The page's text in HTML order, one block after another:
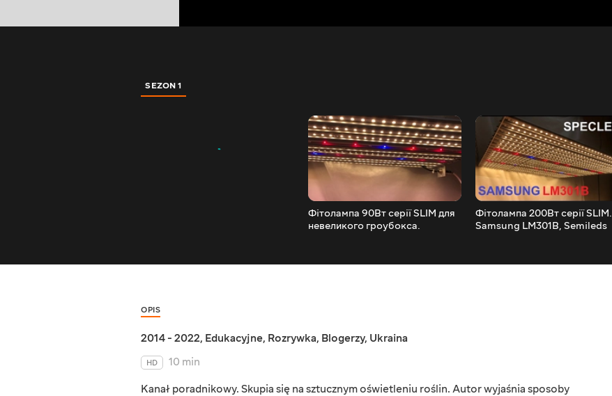
SEZON 1
Фітолампа 90Вт серії SLIM для
невеликого гроубокса.
Фітолампа 200Вт серії SLIM.
Samsung LM301B, Semileds
OPIS
2014 - 2022, Edukacyjne, Rozrywka, Blogerzy, Ukraina
HD
10 min
Kanał poradnikowy. Skupia się na sztucznym oświetleniu roślin. Autor wyjaśnia sposoby